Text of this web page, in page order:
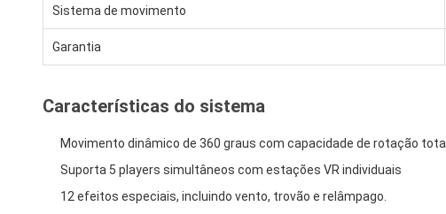
Sistema de movimento
Garantia
Características do sistema
Movimento dinâmico de 360 graus com capacidade de rotação total
Suporta 5 players simultâneos com estações VR individuais
12 efeitos especiais, incluindo vento, trovão e relâmpago.